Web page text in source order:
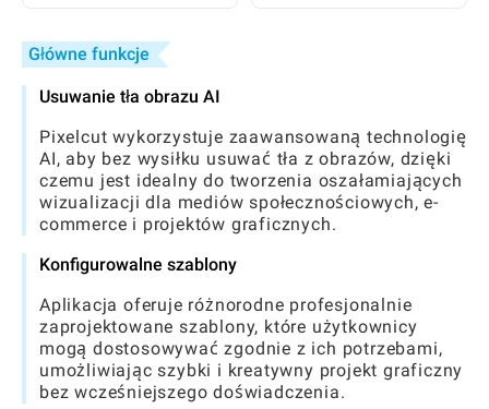
Główne funkcje
Usuwanie tła obrazu AI
Pixelcut wykorzystuje zaawansowaną technologię
AI, aby bez wysiłku usuwać tła z obrazów, dzięki
czemu jest idealny do tworzenia oszałamiających
wizualizacji dla mediów społecznościowych, e-
commerce i projektów graficznych.
Konfigurowalne szablony
Aplikacja oferuje różnorodne profesjonalnie
zaprojektowane szablony, które użytkownicy
mogą dostosowywać zgodnie z ich potrzebami,
umożliwiając szybki i kreatywny projekt graficzny
bez wcześniejszego doświadczenia.